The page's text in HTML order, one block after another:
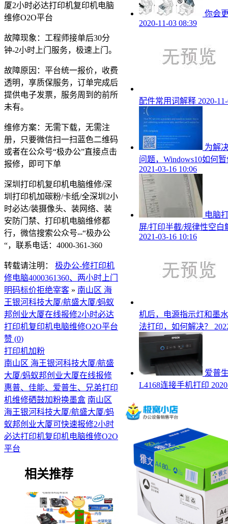
厦2小时必达打印机复印机电脑
维修O2O平台
故障现象：工程师接单后30分
钟-2小时上门服务，极速上门。
故障原因：平台统一报价，收费
透明，享质保服务，订单完成后
提供电子发票，服务周到的前所
未有。
维修方案：无需下载，无需注
册，只要微信扫一扫蓝色二维码
或者在公众号“极办公”直接点击
报修，即可下单
深圳打印机复印机电脑维修/深
圳打印机加碳粉/卡纸/全深圳2小
时必达/装摄像头、装网络、装
安防门禁、打印机电脑维修都
行，微信搜索公众号--“极办公
“，联系电话：4000-361-360
转载请注明： 极办公-修打印机
修电脑4000361360、两小时上门
明码标价拒绝宰客 » 南山区 海
王银河科技大厦/航盛大厦/蚂蚁
邦创业大厦在线报修2小时必达
打印机复印机电脑维修O2O平台
赞 (0)
打印机加粉
南山区 海王银河科技大厦/航盛
大厦/蚂蚁邦创业大厦在线报修
惠普、佳能、爱普生、兄弟打印
机维修硒鼓加粉换墨盒 南山区
海王银河科技大厦/航盛大厦/蚂
蚁邦创业大厦可快速报修2小时
必达打印机复印机电脑维修O2O
平台
相关推荐
你会
2020-11-03 08:39
配件常用词解释 2020-
为解
问题，Windows10如何
2021-03-16 10:06
电脑
屏/打印半截/规律性空白
2021-03-16 10:16
机后，电源指示灯和墨
法打印，如何解决？
爱普
L4168连接手机打印